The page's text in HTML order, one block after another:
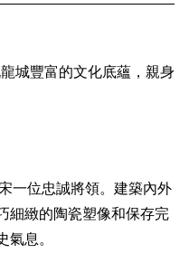
城豐富的文化底蘊，親身
一位忠誠將領。建築內外
細緻的陶瓷塑像和保存完
氣息。